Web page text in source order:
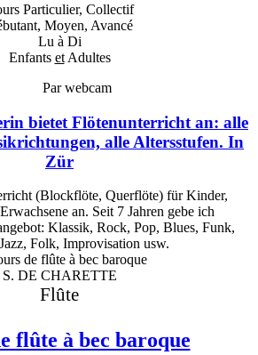
Particulier, Collectif
Moyen, Avancé
Lu à Di
Enfants etAdultes
Par webcam
bietet Flötenunterricht an: alle
alle Altersstufen. In
Zür
(Blockflöte, Querflöte) für Kinder,
an. Seit 7 Jahren gebe ich
Klassik, Rock, Pop, Blues, Funk,
Folk, Improvisation usw.
S. DE CHARETTE
Flûte
flûte à bec baroque